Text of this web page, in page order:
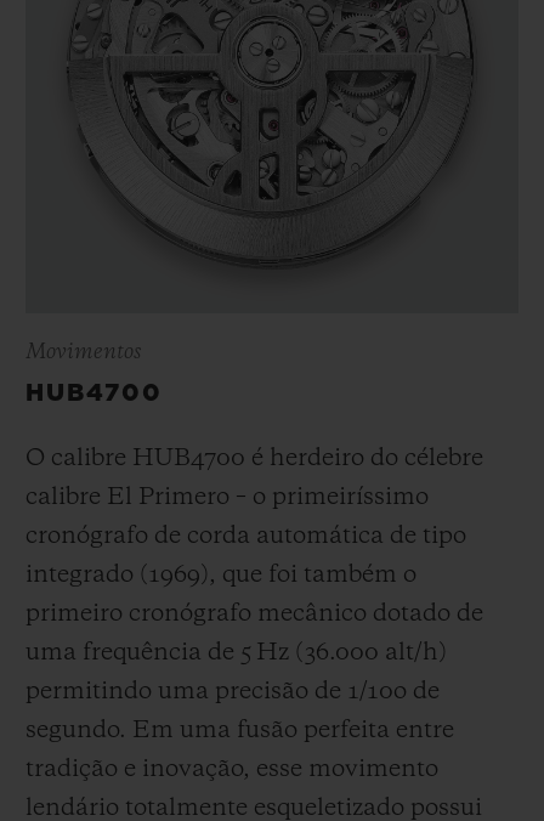
Movimentos
HUB4700
O calibre HUB4700 é herdeiro do célebre
calibre El Primero – o primeiríssimo
cronógrafo de corda automática de tipo
integrado (1969), que foi também o
primeiro cronógrafo mecânico dotado de
uma frequência de 5 Hz ( 36.000 alt/h )
permitindo uma precisão de 1/10o de
segundo. Em uma fusão perfeita entre
tradição e inovação, esse movimento
lendário totalmente esqueletizado possui